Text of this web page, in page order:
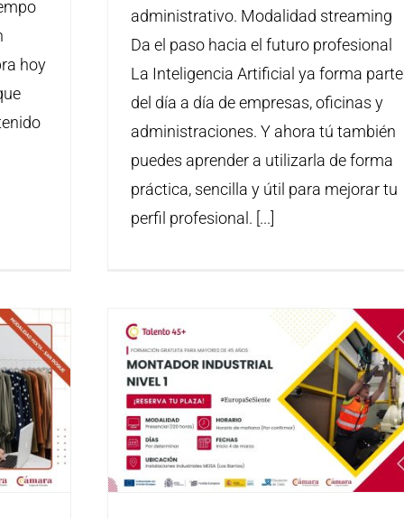
hoy
administrativo. Modalidad streaming
Da el paso hacia el futuro profesional
La Inteligencia Artificial ya forma parte
del día a día de empresas, oficinas y
administraciones. Y ahora tú también
puedes aprender a utilizarla de forma
práctica, sencilla y útil para mejorar tu
perfil profesional. [...]